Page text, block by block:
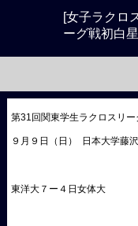
[女子ラクロ
ーグ戦初白星
第31回関東学生ラクロスリ
９月９日（日） 日本大学藤
東洋大７ー４日女体大